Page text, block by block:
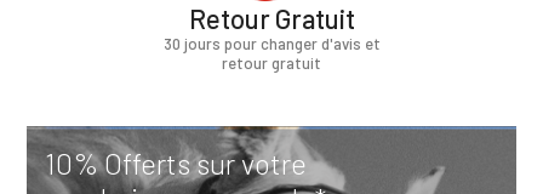
Retour Gratuit
30 jours pour changer d'avis et
retour gratuit
10% Offerts sur votre